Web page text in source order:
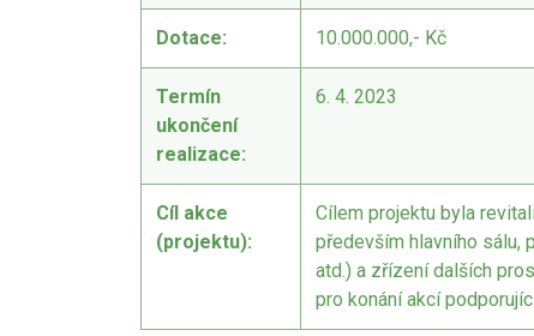
Dotace: 10.000.000,- Kč
Termín
ukončení
realizace:
6. 4. 2023
Cíl akce
(projektu):
Cílem projektu byla
především hlavního sálu,
atd.) a zřízení dalších
pro konání akcí